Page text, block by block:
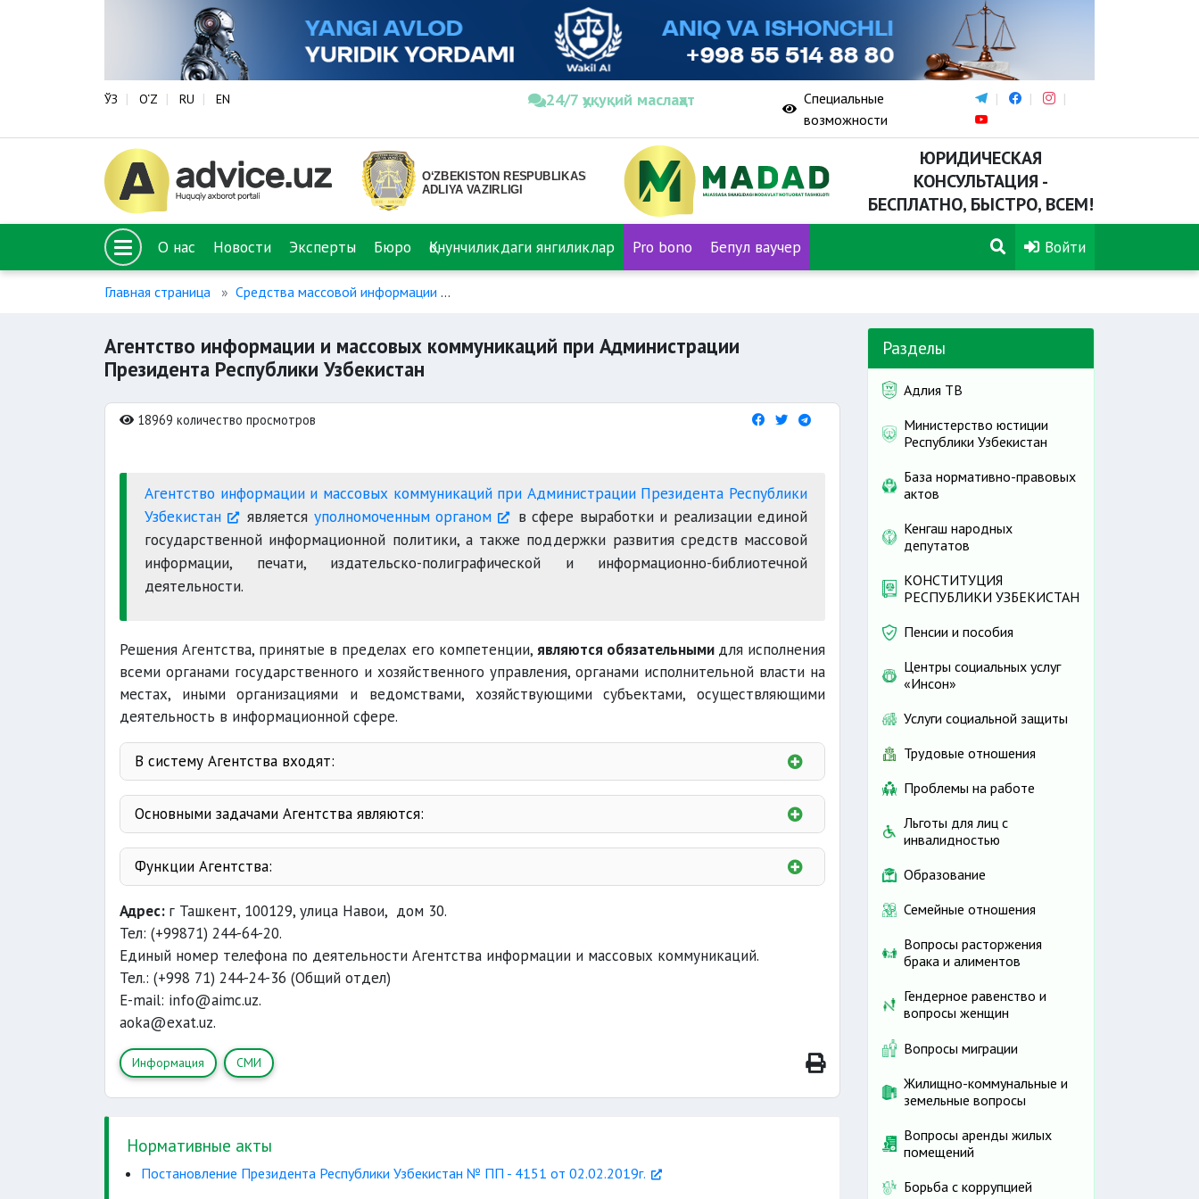
ЎЗ O‘Z RU EN 24/7 ҳуқуқий маслаҳат
Специальные
возможности
ЮРИДИЧЕСКАЯ
КОНСУЛЬТАЦИЯ -
БЕСПЛАТНО, БЫСТРО, ВСЕМ!
О нас Новости Эксперты Бюро Қонунчиликдаги янгиликлар Pro bono Бепул ваучер Войти
Главная страница Средства массовой информации
Агентство информации и массовых коммуникаций при Администрации
Президента Республики Узбекистан
18969 количество просмотров
Агентство информации и массовых коммуникаций при Администрации Президента Республики
Узбекистан
является уполномоченным органом
в сфере выработки и реализации единой
государственной информационной политики, а также поддержки развития средств массовой
информации, печати, издательско-полиграфической и информационно-библиотечной
деятельности.
Решения Агентства, принятые в пределах его компетенции, являются обязательными для исполнения
всеми органами государственного и хозяйственного управления, органами исполнительной власти на
местах, иными организациями и ведомствами, хозяйствующими субъектами, осуществляющими
деятельность в информационной сфере.
В систему Агентства входят:
O‘qituvchi
Узбекистон миллий энциклопедияси
Типография слепых
Основными задачами Агентства являются:
конституционных прав граждан
Функции Агентства:
Адрес: г Ташкент, 100129, улица Навои, дом 30.
Тел: (+99871) 244-64-20.
Единый номер телефона по деятельности Агентства информации и массовых коммуникаций.
Тел.: (+998 71) 244-24-36 (Общий отдел)
E-mail: info@aimc.uz.
aoka@exat.uz.
Информация СМИ
Нормативные акты
Постановление Президента Республики Узбекистан № ПП - 4151 от 02.02.2019г.
Разделы
Адлия ТВ
Министерство юстиции
Республики Узбекистан
База нормативно-правовых
актов
Кенгаш народных
депутатов
КОНСТИТУЦИЯ
РЕСПУБЛИКИ УЗБЕКИСТАН
Пенсии и пособия
Центры социальных услуг
«Инсон»
Услуги социальной защиты
Трудовые отношения
Проблемы на работе
Льготы для лиц с
инвалидностью
Образование
Семейные отношения
Вопросы расторжения
брака и алиментов
Гендерное равенство и
вопросы женщин
Вопросы миграции
Жилищно-коммунальные и
земельные вопросы
Вопросы аренды жилых
помещений
Борьба с коррупцией